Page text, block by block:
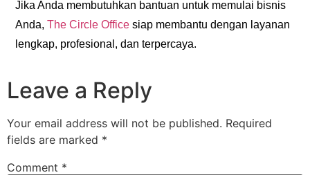
Jika Anda membutuhkan bantuan untuk memulai bisnis
Anda,The Circle Office siap membantu dengan layanan
lengkap, profesional, dan terpercaya.
Leave a Reply
Your email address will not be published. Required
fields are marked *
Comment *